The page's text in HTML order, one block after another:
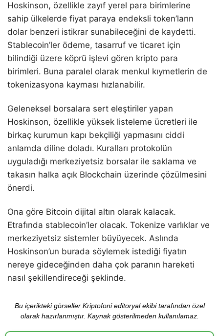
Hoskinson, özellikle zayıf yerel para birimlerine
sahip ülkelerde fiyat paraya endeksli token’ların
dolar benzeri istikrar sunabileceğini de kaydetti.
Stablecoin’ler ödeme, tasarruf ve ticaret için
bilindiği üzere köprü işlevi gören kripto para
birimleri. Buna paralel olarak menkul kıymetlerin de
tokenizasyona kayması hızlanabilir.
Geleneksel borsalara sert eleştiriler yapan
Hoskinson, özellikle yüksek listeleme ücretleri ile
birkaç kurumun kapı bekçiliği yapmasını ciddi
anlamda diline doladı. Kuralları protokolün
uyguladığı merkeziyetsiz borsalar ile saklama ve
takasın halka açık Blockchain üzerinde çözülmesini
önerdi.
Ona göre Bitcoin dijital altın olarak kalacak.
Etrafında stablecoin’ler olacak. Tokenize varlıklar ve
merkeziyetsiz sistemler büyüyecek. Aslında
Hoskinson’un burada söylemek istediği fiyatın
nereye gideceğinden daha çok paranın hareketi
nasıl şekillendireceği şeklinde.
Bu içerikteki görseller Kriptofoni editoryal ekibi tarafından özel
olarak hazırlanmıştır. Kaynak gösterilmeden kullanılamaz.